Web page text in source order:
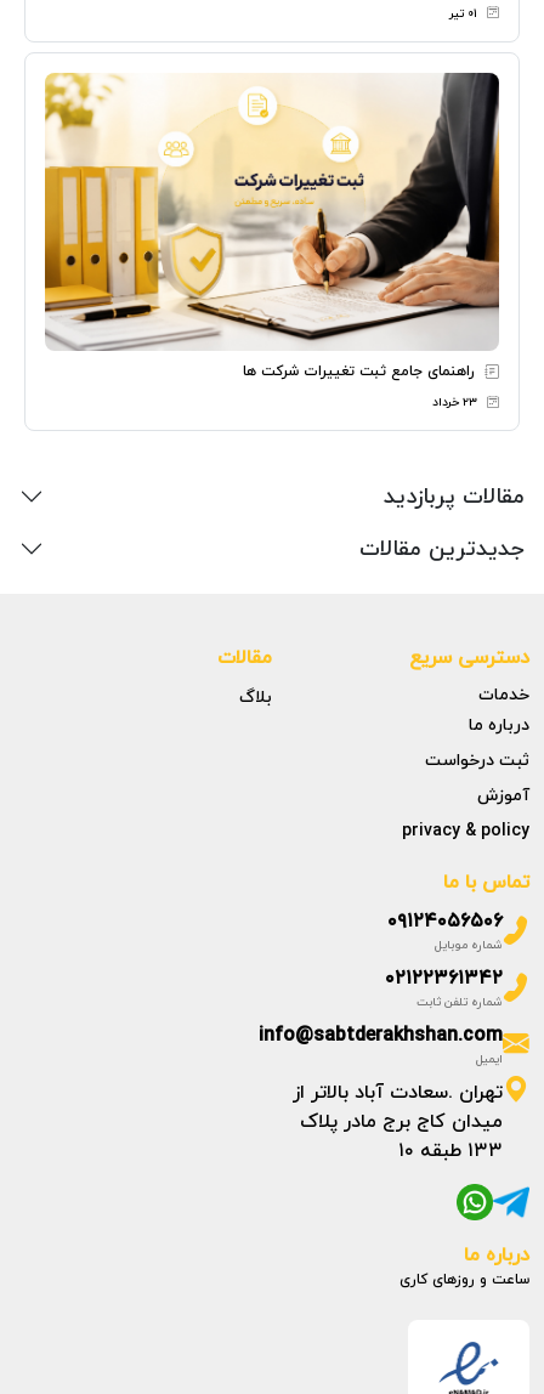
۰۱ تیر
راهنمای جامع ثبت تغییرات شرکت ها
۲۳ خرداد
مقالات پربازدید
جدیدترین مقالات
دسترسی سریع
خدمات
درباره ما
ثبت درخواست
آموزش
privacy & policy
مقالات
بلاگ
تماس با ما
۰۹۱۲۴۰۵۶۵۰۶
شماره موبایل
۰۲۱۲۲۳۶۱۳۴۲
شماره تلفن ثابت
info@sabtderakhshan.com
ایمیل
تهران .سعادت آباد بالاتر از
میدان کاج برج مادر پلاک
۱۳۳ طبقه ۱۰
درباره ما
ساعت و روزهای کاری